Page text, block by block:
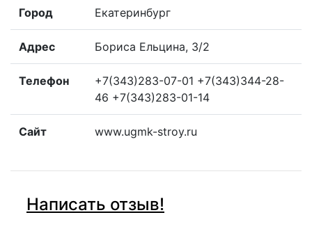
Город Екатеринбург
Адрес Бориса Ельцина, 3/2
Телефон
+7(343)283-07-01 +7(343)344-28-
46 +7(343)283-01-14
Сайт www.ugmk-stroy.ru
Написать отзыв!